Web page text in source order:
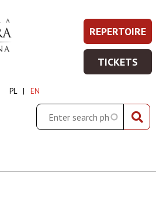
PL EN
Search
Prawe
Top
Menu
REPERTOIRE
-
WIĘCEJ
TICKETS